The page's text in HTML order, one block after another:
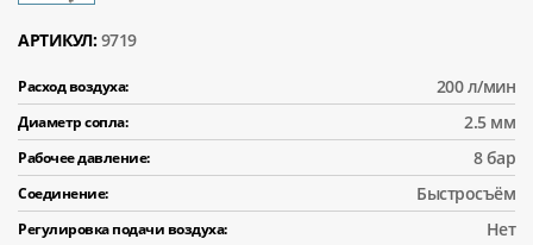
АРТИКУЛ: 9719
Расход воздуха: 200 л/мин
Диаметр сопла: 2.5 мм
Рабочее давление: 8 бар
Соединение: Быстросъём
Регулировка подачи воздуха: Нет